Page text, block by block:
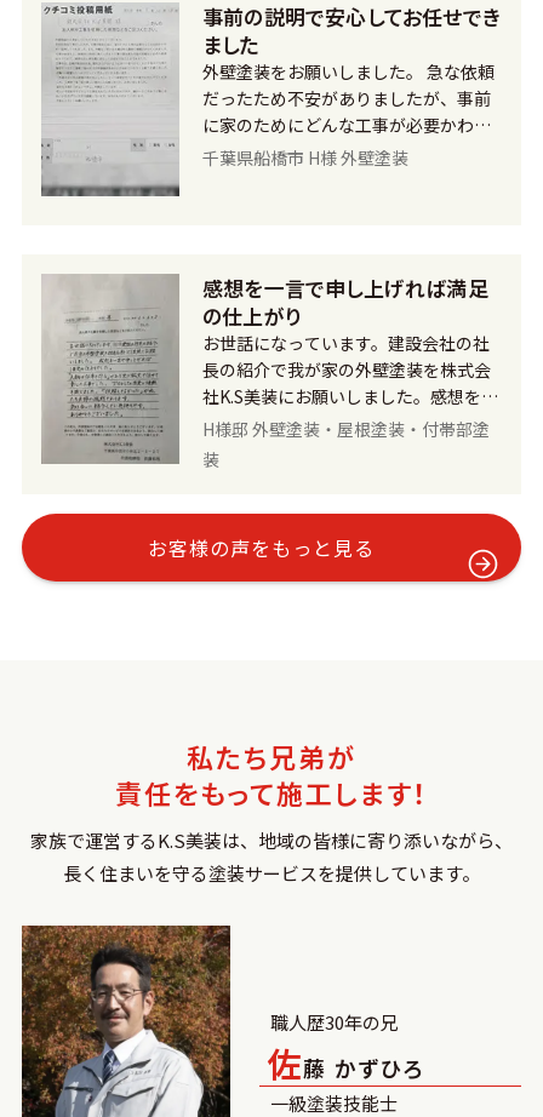
を少し濃い色にしたいと希望したとこ
ろ、快く応じてくれてすぐに対応して
頂きました。丁寧な仕事で、私たちが
思っていた以上の仕上がりに大満足で
す。 今後ともよろしくお願いいたしま
す。
事前の説明で安心してお任せでき
ました
外壁塗装をお願いしました。 急な依頼
だったため不安がありましたが、事前
に家のためにどんな工事が必要かわか
りやすく説明してくれましたので、安
進み具合や家の状態などその都度話し
てくれ、とても誠実な方だなと思いま
した。また、足場で頭をぶつけないよ
うにカバーをつけてくれたり、工事後
は掃除や片付けが綺麗にされていて、
心遣いを感じました。 ご近所の方々に
も配慮してくれていました。 こちら側
の希望で新築同様のような色と美しさ
当初の気持ちを思い出しました。 外壁
が蘇りとてもうれしく本当に満足しま
千葉県船橋市 H様 外壁塗装
感想を一言で申し上げれば満足
の仕上がり
お世話になっています。建設会社の社
長の紹介で我が家の外壁塗装を株式会
社K.S美装にお願いしました。感想を一
言で申し上げれば満足の仕上がりでし
た。 「人柄は仕事で作る」であり実に
感想であります。 知り合いに紹介した
い気持ちです。ありがとうございまし
H様邸 外壁塗装・屋根塗装・付帯部塗
装
お客様の声をもっと見る
私たち兄弟が
責任をもって施工します！
家族で運営するK.S美装は、地域の皆様に寄り添いながら、
長く住まいを守る塗装サービスを提供しています。
職人歴30年の兄
佐藤 かずひろ
一級塗装技能士